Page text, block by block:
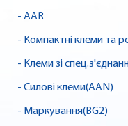
- AAR
- Компактні клеми та
- Клеми зі
- Силові клеми(AAN)
- Маркування(BG2)